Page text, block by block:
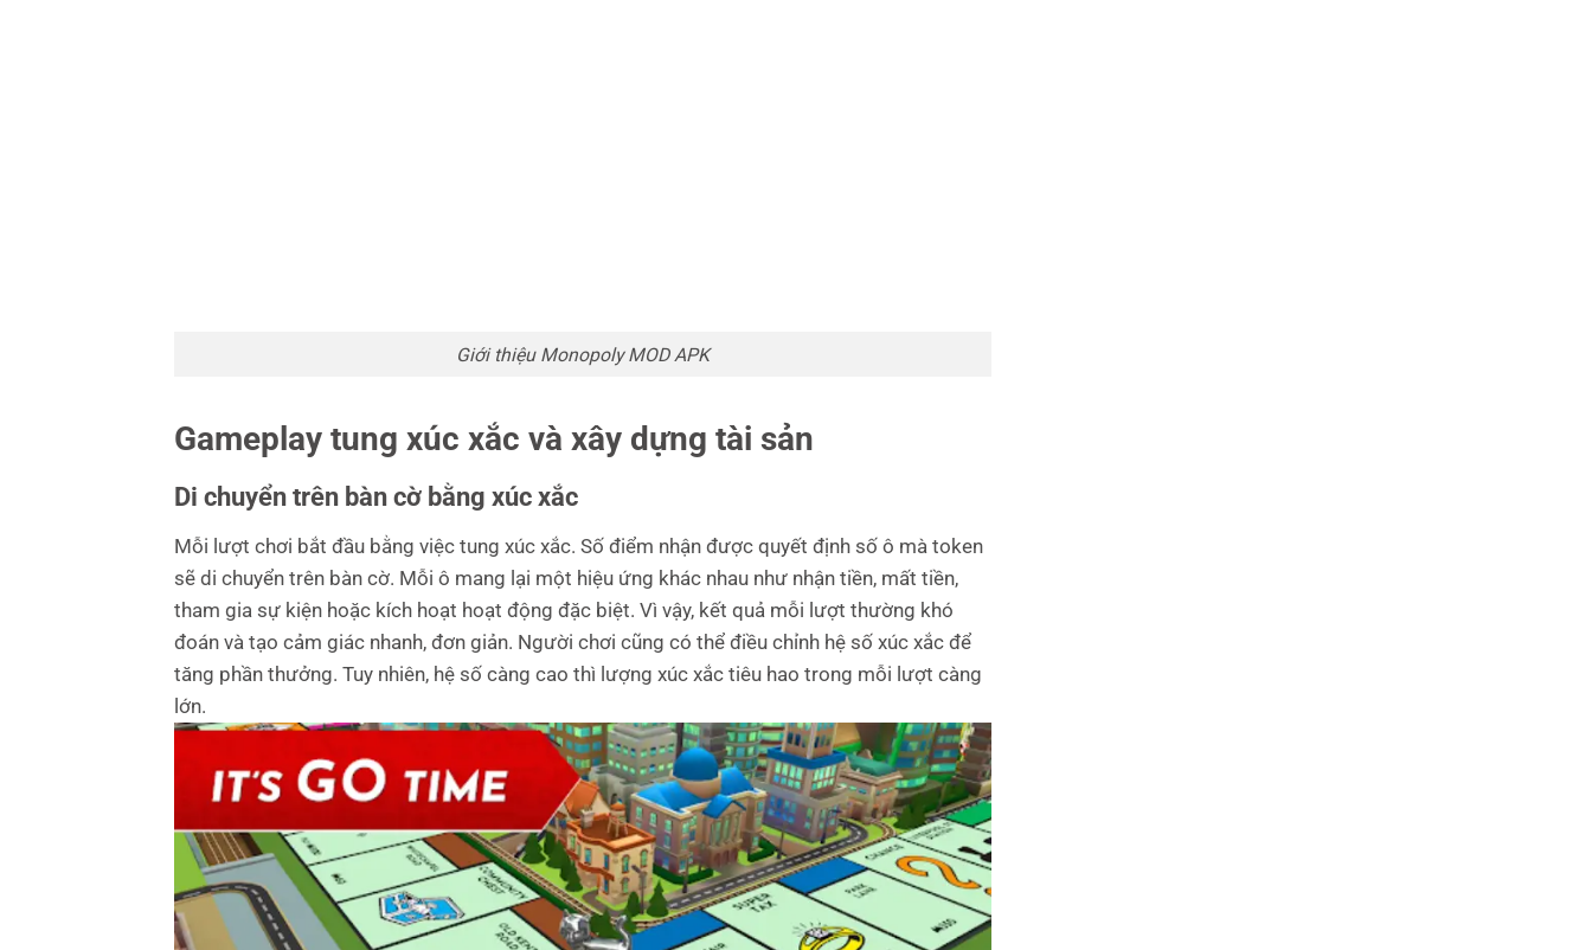
Giới thiệu Monopoly MOD APK
Gameplay tung xúc xắc và xây dựng tài sản
Di chuyển trên bàn cờ bằng xúc xắc
Mỗi lượt chơi bắt đầu bằng việc tung xúc xắc. Số điểm nhận được quyết định số ô mà token
sẽ di chuyển trên bàn cờ. Mỗi ô mang lại một hiệu ứng khác nhau như nhận tiền, mất tiền,
tham gia sự kiện hoặc kích hoạt hoạt động đặc biệt. Vì vậy, kết quả mỗi lượt thường khó
đoán và tạo cảm giác nhanh, đơn giản. Người chơi cũng có thể điều chỉnh hệ số xúc xắc để
tăng phần thưởng. Tuy nhiên, hệ số càng cao thì lượng xúc xắc tiêu hao trong mỗi lượt càng
lớn.